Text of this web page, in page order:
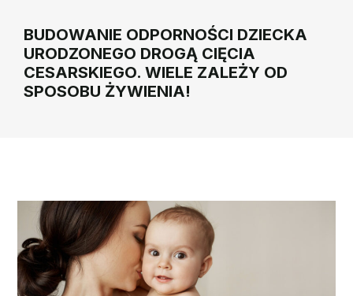
BUDOWANIE ODPORNOŚCI DZIECKA
URODZONEGO DROGĄ CIĘCIA
CESARSKIEGO. WIELE ZALEŻY OD
SPOSOBU ŻYWIENIA!